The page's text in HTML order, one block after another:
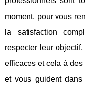
moment, pour vous
la satisfaction
respecter leur
efficaces et cela à
et vous guident